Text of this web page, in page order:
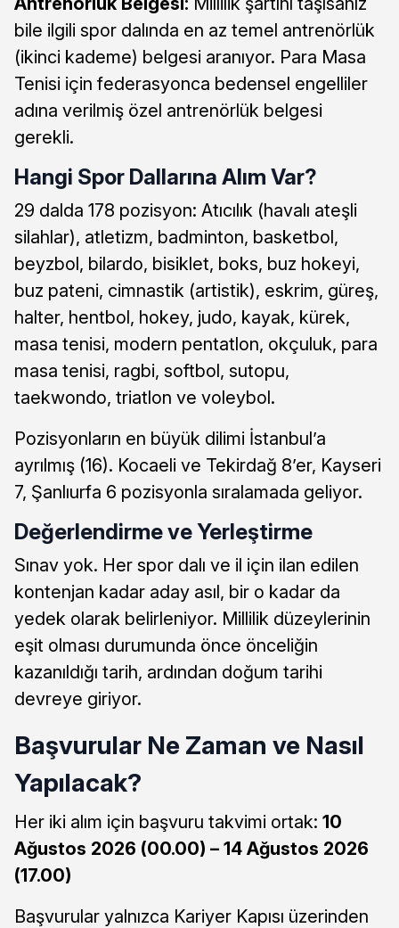
bile ilgili spor dalında en az temel antrenörlük
(ikinci kademe) belgesi aranıyor. Para Masa
Tenisi için federasyonca bedensel engelliler
adına verilmiş özel antrenörlük belgesi
gerekli.
Hangi Spor Dallarına Alım Var?
29 dalda 178 pozisyon: Atıcılık (havalı ateşli
silahlar), atletizm, badminton, basketbol,
beyzbol, bilardo, bisiklet, boks, buz hokeyi,
buz pateni, cimnastik (artistik), eskrim, güreş,
halter, hentbol, hokey, judo, kayak, kürek,
masa tenisi, modern pentatlon, okçuluk, para
masa tenisi, ragbi, softbol, sutopu,
taekwondo, triatlon ve voleybol.
Pozisyonların en büyük dilimi İstanbul’a
ayrılmış (16). Kocaeli ve Tekirdağ 8’er, Kayseri
7, Şanlıurfa 6 pozisyonla sıralamada geliyor.
Değerlendirme ve Yerleştirme
Sınav yok. Her spor dalı ve il için ilan edilen
kontenjan kadar aday asıl, bir o kadar da
yedek olarak belirleniyor. Millilik düzeylerinin
eşit olması durumunda önce önceliğin
kazanıldığı tarih, ardından doğum tarihi
devreye giriyor.
Başvurular Ne Zaman ve Nasıl
Yapılacak?
Her iki alım için başvuru takvimi ortak: 10
Ağustos 2026 (00.00) – 14 Ağustos 2026
(17.00)
Başvurular yalnızca Kariyer Kapısı üzerinden